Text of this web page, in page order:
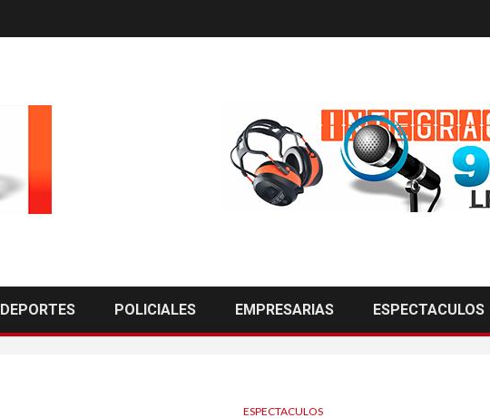
DEPORTES POLICIALES EMPRESARIAS ESPECTACULOS
ESPECTACULOS